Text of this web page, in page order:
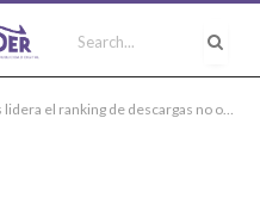
de descargas no orgánicas de apps?